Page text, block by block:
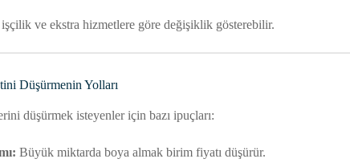
ve ekstra hizmetlere göre değişiklik gösterebilir.
Düşürmenin Yolları
düşürmek isteyenler için bazı ipuçları:
Büyük miktarda boya almak birim fiyatı düşürür.